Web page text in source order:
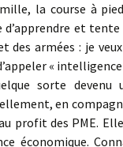
la course à
et
des armées : je
« intelligence
sorte
en
profit des PME.
économique.